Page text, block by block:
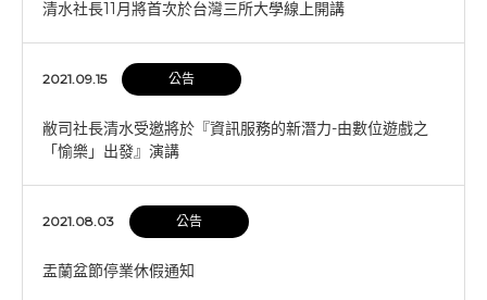
清水社長11月將首次於台灣三所大學線上開講
2021.09.15 公告
敝司社長清水受邀將於『資訊服務的新潛力-由數位遊戲之
「愉樂」出發』演講
2021.08.03 公告
盂蘭盆節停業休假通知